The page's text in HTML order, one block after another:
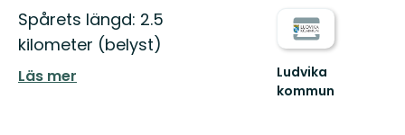
Spårets längd: 2.5
kilometer (belyst)
Läs mer
Ludvika
kommun